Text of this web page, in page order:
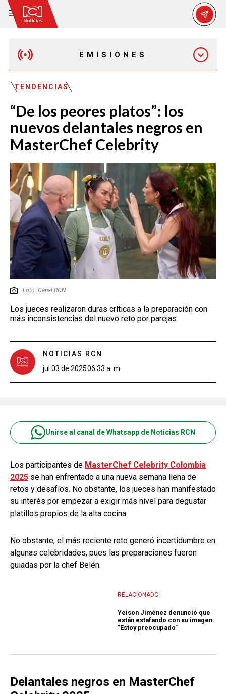
EMISIONES
EMISIÓN 12:30 PM
EMISIÓN 7:00 PM
EMISIÓN 11:30 PM
TENDENCIAS
“De los peores platos”: los
nuevos delantales negros en
MasterChef Celebrity
Foto: Canal RCN
Los jueces realizaron duras críticas a la preparación con
más inconsistencias del nuevo reto por parejas.
NOTICIAS RCN
jul 03 de 202506:33 a. m.
Unirse al canal de Whatsapp de Noticias RCN
Los participantes de MasterChef Celebrity Colombia
2025 se han enfrentado a una nueva semana llena de
retos y desafíos. No obstante, los jueces han manifestado
su interés por empezar a exigir más nivel para degustar
platillos propios de la alta cocina.
No obstante, el más reciente reto generó incertidumbre en
algunas celebridades, pues las preparaciones fueron
guiadas por la chef Belén.
RELACIONADO
Yeison Jiménez denunció que
están estafando con su imagen:
"Estoy preocupado"
Delantales negros en MasterChef